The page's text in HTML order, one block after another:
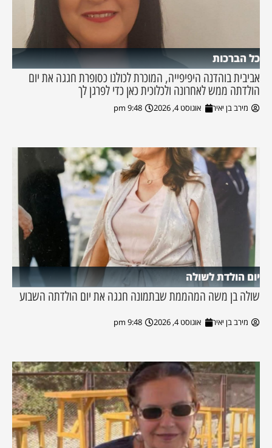
כל הברכות
אביבית בוהדנה היפיפייה, המוכרת לכולנו כסופרת חגגה את יום
הולדתה ממש לאחרונה ולכלוכית כאן כדי לפרגן לך
מירב בן יאיר אוגוסט 4, 2026 9:48 pm
יום הולדת לשולה
שולה בן משה המהממת שבתמונה חגגה את יום הולדתה השבוע
מירב בן יאיר אוגוסט 4, 2026 9:48 pm